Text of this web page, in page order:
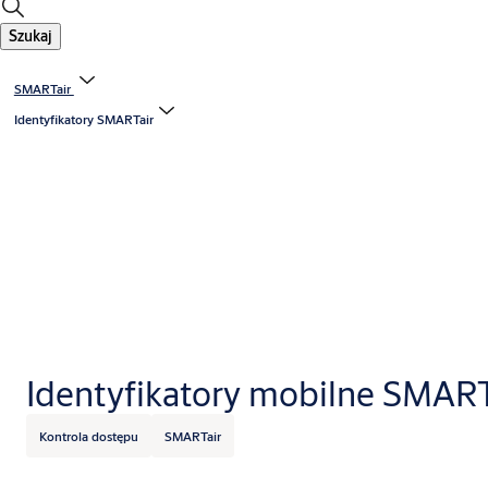
Szukaj
SMARTair
Identyfikatory SMARTair
Identyfikatory mobilne
Kontrola dostępu SMARTair